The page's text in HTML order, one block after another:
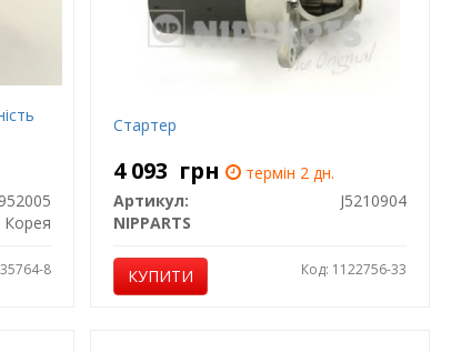
Корея
8
Стартер
4 093 грн
термін 2 дн.
Артикул:
J5210904
NIPPARTS
КУПИТИ Код: 1122756-33